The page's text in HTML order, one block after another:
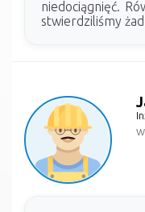
niedociągnięć.
stwierdziliśmy